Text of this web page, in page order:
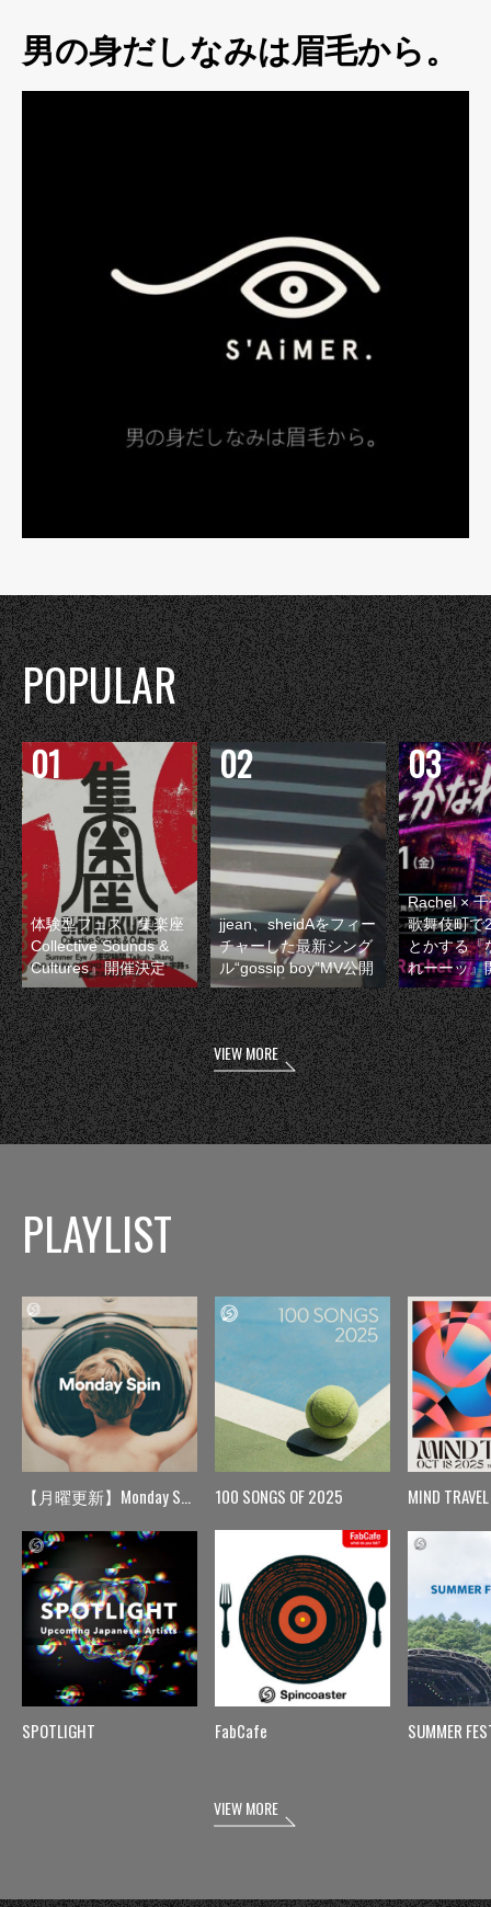
男の身だしなみは眉毛から。
POPULAR
体験型フェス『集楽座
Collective Sounds &
Cultures』開催決定
jjean、sheidAをフィー
チャーした最新シング
ル“gossip boy”MV公開
Rachel ×
歌舞伎町で
とかする『
れーーッ』
VIEW MORE
PLAYLIST
【月曜更新】Monday Spin
SPOTLIGHT
100 SONGS OF 2025
FabCafe
MIND TRAVEL
SUMMER
VIEW MORE